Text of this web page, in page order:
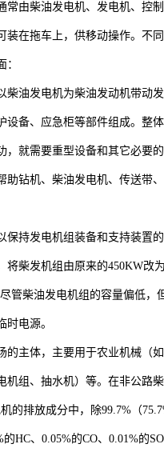
由柴油发电机、发电机、控
装在拖车上，供移动操作。不
柴油发电机为柴油发动机带动
备、应急柜等部件组成。整
，就需要重型设备和其它必要
钻机、柴油发电机、传送带、
持发电机组装备和支持装置
柴发机组由原来的450KW改为
管柴油发电机组的容量偏低，
电源。
的主体，主要用于农业机械（
机组、抽水机）等。在非公路
的排放成分中，除99.7%（
HC、0.05%的CO、0.01%的